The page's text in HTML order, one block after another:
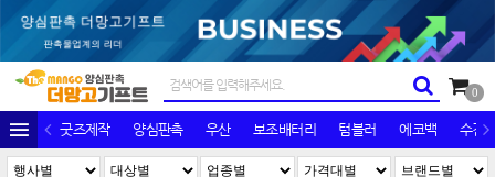
0
굿즈제작 양심판촉 우산 보조배터리 텀블러 에코백 수건/